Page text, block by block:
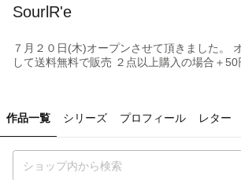
SourlR'e
７月２０日(木)オープンさせて頂きました。
して送料無料で販売 ２点以上購入の場合＋50
作品一覧 シリーズ プロフィール レター